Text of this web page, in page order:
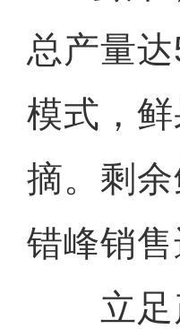
总产量
模式，
摘。剩
错峰销
立足产